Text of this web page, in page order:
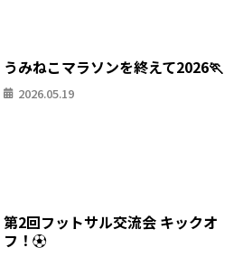
うみねこマラソンを終えて2026🏃
2026.05.19
第2回フットサル交流会 キックオ
フ！⚽